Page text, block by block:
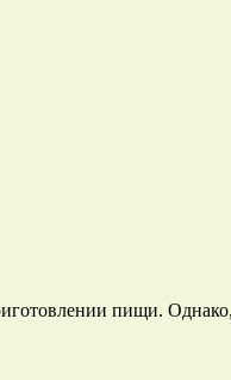
пищи.